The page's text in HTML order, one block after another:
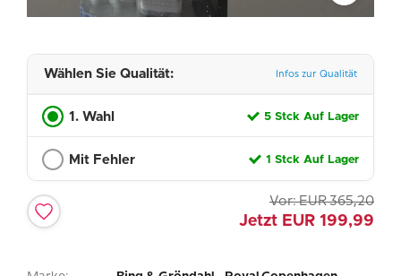
Wählen Sie Qualität: Infos zur Qualität
1. Wahl 5 Stck Auf Lager
Mit Fehler 1 Stck Auf Lager
Vor: EUR 365,20
Jetzt EUR 199,99